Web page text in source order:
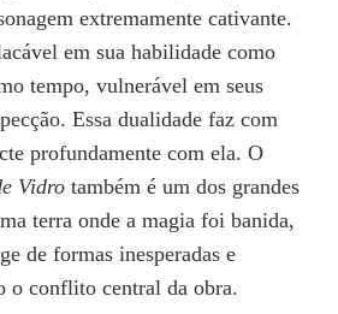
extremamente cativante.
em sua habilidade como
tempo, vulnerável em seus
Essa dualidade faz com
profundamente com ela. O
Vidro também é um dos grandes
terra onde a magia foi banida,
de formas inesperadas e
o conflito central da obra.